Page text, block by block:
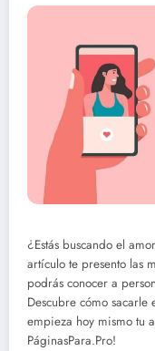
¿Estás buscando el
artículo te presento las
podrás conocer a
Descubre cómo sacarle
empieza hoy mismo tu
PáginasPara.Pro!